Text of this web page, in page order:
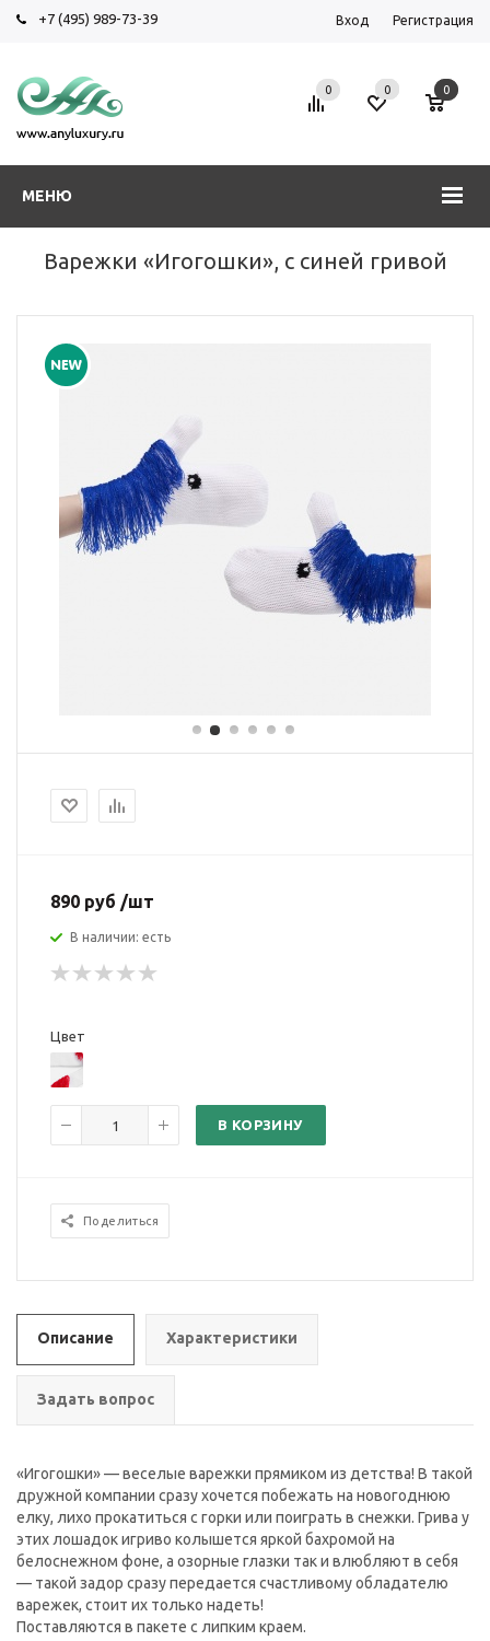
+7 (495) 989-73-39 Вход Регистрация
МЕНЮ
0 0 0
Варежки «Игогошки», с синей гривой
890 руб /шт
В наличии: есть
Цвет
В КОРЗИНУ
Поделиться
Описание Характеристики
Задать вопрос
«Игогошки» — веселые варежки прямиком из детства! В такой
дружной компании сразу хочется побежать на новогоднюю
елку, лихо прокатиться с горки или поиграть в снежки. Грива у
этих лошадок игриво колышется яркой бахромой на
белоснежном фоне, а озорные глазки так и влюбляют в себя
— такой задор сразу передается счастливому обладателю
варежек, стоит их только надеть!
Поставляются в пакете с липким краем.